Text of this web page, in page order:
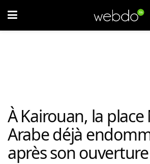
À Kairouan, la
Arabe déjà
après son ouverture